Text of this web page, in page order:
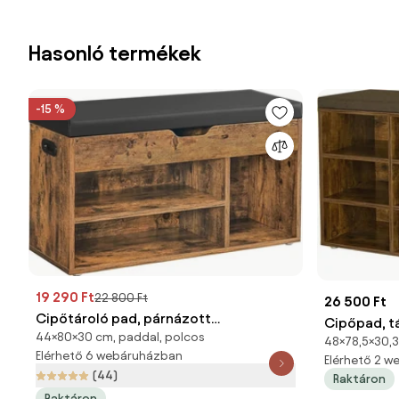
Hasonló termékek
-15 %
19 290 Ft22 800 Ft
Cipőtároló pad, párnázott
ülőfelülettel, rusztikus barna
80x44x30cm
44×80×30 cm, paddal, polcos
Elérhető 6 webáruházban
(44)
26 500 Ft
Cipőpad,
9
Elérhető 2
Raktáron